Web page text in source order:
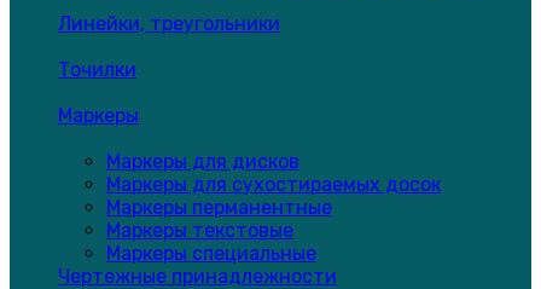
Линейки, треугольники
Точилки
Маркеры
Маркеры для дисков
Маркеры для сухостираемых досок
Маркеры перманентные
Маркеры текстовые
Маркеры специальные
Чертежные принадлежности